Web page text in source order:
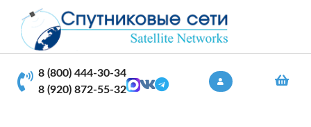
8 (800) 444-30-34
8 (920) 872-55-32